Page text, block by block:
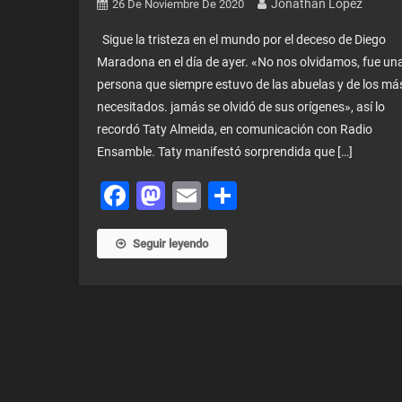
26 De Noviembre De 2020 Jonathan Lopez
Sigue la tristeza en el mundo por el deceso de Diego
Maradona en el día de ayer. «No nos olvidamos, fue
persona que siempre estuvo de las abuelas y de los
necesitados. jamás se olvidó de sus orígenes», así lo
recordó Taty Almeida, en comunicación con Radio
Ensamble. Taty manifestó sorprendida que […]
Facebook
Mastodon
EmailShare
Seguir leyendo